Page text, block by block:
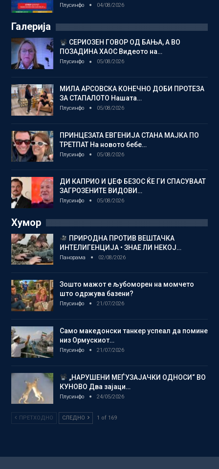
Плусинфо 04/08/2026
Галерија
СЕРИОЗЕН ГОВОР ОД БАЊА, А ВО
ПОЗАДИНА ХАОС Видеото на…
Плусинфо 05/08/2026
МИЛА АРСОВСКА КОНЕЧНО ДОБИ ПРОТЕЗА
ЗА СТАПАЛОТО Нашата…
Плусинфо 05/08/2026
ПРИНЦЕЗАТА ЕВГЕНИЈА СТАНА МАЈКА ПО
ТРЕТПАТ На новото бебе…
Плусинфо 05/08/2026
ДИ КАПРИО И ЏЕФ БЕЗОС ЌЕ ГИ СПАСУВААТ
ЗАГРОЗЕНИТЕ ВИДОВИ…
Плусинфо 05/08/2026
Хумор
ПРИРОДНА ПРОТИВ ВЕШТАЧКА
ИНТЕЛИГЕНЦИЈА • ЗНАЕ ЛИ НЕКОЈ…
Панорама 02/08/2026
Зошто мажот е љубоморен на момчето
што одржува базени?
Плусинфо 21/07/2026
Само македонски танкер успеал да помине
низ Ормускиот…
Плусинфо 21/07/2026
„НАРУШЕНИ МЕЃУЗАЈАЧКИ ОДНОСИ“ ВО
КУНОВО Два зајаци…
Плусинфо 24/05/2026
ПРЕТХОДНО СЛЕДНО 1 of 169